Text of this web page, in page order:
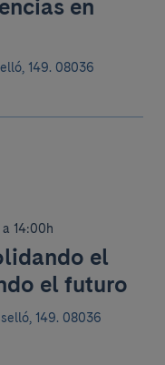
en
149. 08036
14:00h
el
el futuro
149. 08036